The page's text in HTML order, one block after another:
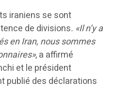
iraniens se sont
de divisions. «Il n’y a
en Iran, nous sommes
, a affirmé
et le président
publié des déclarations